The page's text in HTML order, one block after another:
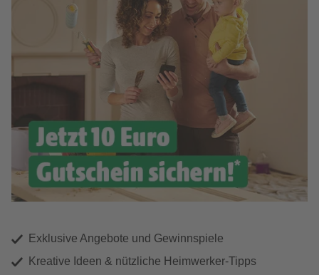
Exklusive Angebote und Gewinnspiele
Kreative Ideen & nützliche Heimwerker-Tipps